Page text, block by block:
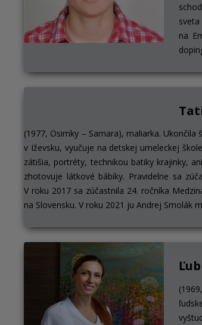
na
(1977, Osimky – Samara), maliarka.
v Iževsku, vyučuje na detskej umeleckej
zátišia, portréty, technikou batiky krajinky,
zhotovuje látkové bábiky. Pravidelne sa
V roku 2017 sa zúčastnila 24. ročníka
na Slovensku. V roku 2021 ju Andrej Smolák